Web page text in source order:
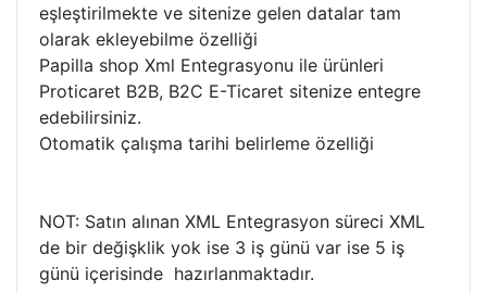
eşleştirilmekte ve sitenize gelen datalar tam
olarak ekleyebilme özelliği
Papilla shop Xml Entegrasyonu ile ürünleri
Proticaret B2B, B2C E-Ticaret sitenize entegre
edebilirsiniz.
Otomatik çalışma tarihi belirleme özelliği
NOT: Satın alınan XML Entegrasyon süreci XML
de bir değişklik yok ise 3 iş günü var ise 5 iş
günü içerisinde hazırlanmaktadır.